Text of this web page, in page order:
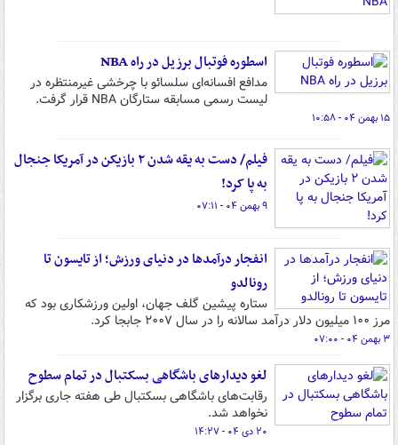
اسطوره فوتبال برزیل در راه NBA
مدافع افسانه‌ای سلسائو با چرخشی غیرمنتظره در
لیست رسمی مسابقه ستارگان NBA قرار گرفت.
۱۵ بهمن ۰۴ - ۱۰:۵۸
فیلم/ دست به یقه شدن ۲ بازیکن در آمریکا جنجال
به پا کرد!
۹ بهمن ۰۴ - ۰۷:۱۱
انفجار درآمدها در دنیای ورزش؛ از تایسون تا
رونالدو
ستاره پیشین گلف جهان، اولین ورزشکاری بود که
مرز ۱۰۰ میلیون دلار درآمد سالانه را در سال ۲۰۰۷ جابجا کرد.
۳ بهمن ۰۴ - ۰۷:۰۰
لغو دیدارهای باشگاهی بسکتبال در تمام سطوح
رقابت‌های باشگاهی بسکتبال طی هفته جاری برگزار
نخواهد شد.
۲۰ دی ۰۴ - ۱۴:۲۷